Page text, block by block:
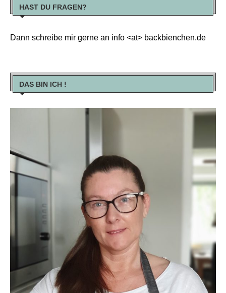
HAST DU FRAGEN?
Dann schreibe mir gerne an info <at> backbienchen.de
DAS BIN ICH !